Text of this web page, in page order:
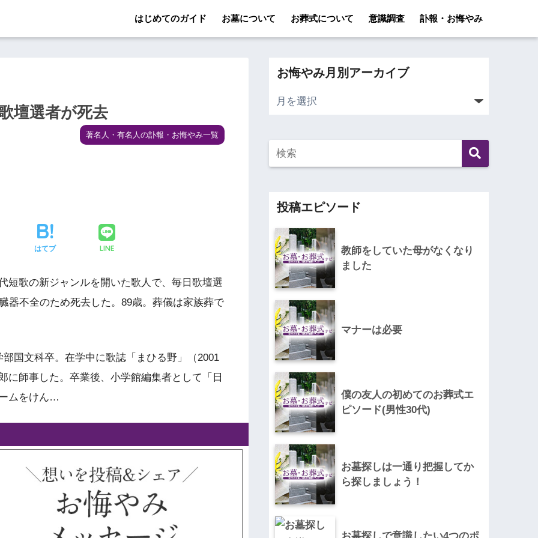
はじめてのガイド お墓について お葬式について 意識調査 訃報・お悔やみ
壇選者が死去
著名人・有名人の訃報・お悔やみ一覧
はてブ LINE
短歌の新ジャンルを開いた歌人で、毎日歌壇選
器不全のため死去した。89歳。葬儀は家族葬で
国文科卒。在学中に歌誌「まひる野」（2001
に師事した。卒業後、小学館編集者として「日
ムをけん…
お悔やみ月別アーカイブ
投稿エピソード
教師をしていた母がなくなり
ました
マナーは必要
僕の友人の初めてのお葬式エ
ピソード(男性30代)
お墓探しは一通り把握してか
ら探しましょう！